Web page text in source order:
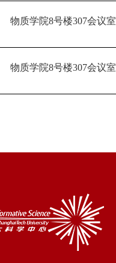
物质学院8号楼307会议室
物质学院8号楼307会议室